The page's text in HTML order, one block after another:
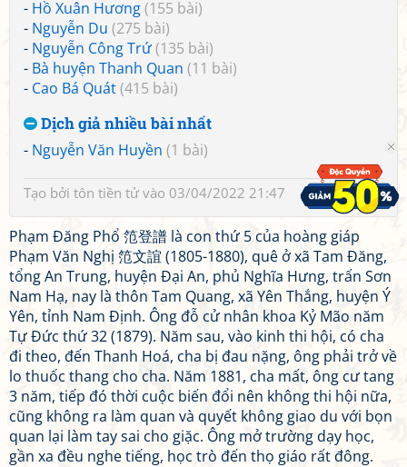
- Hồ Xuân Hương(155 bài)
- Nguyễn Du (275 bài)
- Nguyễn Công Trứ(135 bài)
- Bà huyện Thanh Quan (11 bài)
- Cao Bá Quát(415 bài)
Dịch giả nhiều bài nhất
- Nguyễn Văn Huyền (1 bài)
Tạo bởi tôn tiền tửvào 03/04/2022 21:47
Phạm Đăng Phổ 笵登譜 là con thứ 5 của hoàng giáp
Phạm Văn Nghị 笵文誼 (1805-1880), quê ở xã Tam Đăng,
tổng An Trung, huyện Đại An, phủ Nghĩa Hưng, trấn Sơn
Nam Hạ, nay là thôn Tam Quang, xã Yên Thắng, huyện Ý
Yên, tỉnh Nam Định. Ông đỗ cử nhân khoa Kỷ Mão năm
Tự Đức thứ 32 (1879). Năm sau, vào kinh thi hội, có cha
đi theo, đến Thanh Hoá, cha bị đau nặng, ông phải trở về
lo thuốc thang cho cha. Năm 1881, cha mất, ông cư tang
3 năm, tiếp đó thời cuộc biến đổi nên không thi hội nữa,
cũng không ra làm quan và quyết không giao du với bọn
quan lại làm tay sai cho giặc. Ông mở trường dạy học,
gần xa đều nghe tiếng, học trò đến thọ giáo rất đông.